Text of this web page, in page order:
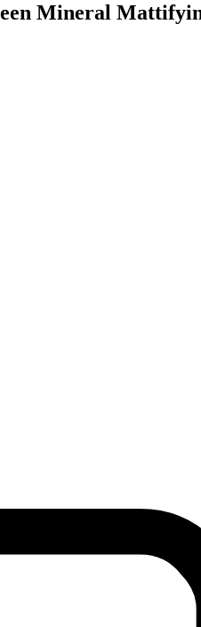
Mineral